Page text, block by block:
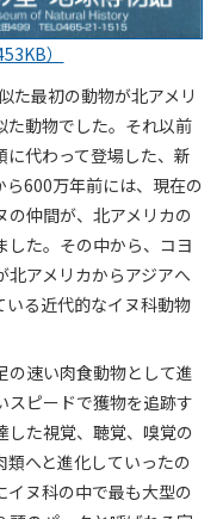
）
た最初の動物が北アメリ
た動物でした。それ以前
に代わって登場した、新
ら600万年前には、現在の
の仲間が、北アメリカの
た。その中から、コヨ
アメリカからアジアへ
る近代的なイヌ科動物
の速い肉食動物として進
スピードで獲物を追跡す
した視覚、聴覚、嗅覚の
類へと進化していったの
イヌ科の中で最も大型の